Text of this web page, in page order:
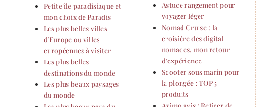
Petite île paradisiaque et
mon choix de Paradis
Les plus belles villes
d’Europe ou villes
européennes à visiter
Les plus belles
destinations du monde
Les plus beaux paysages
du monde
Astuce rangement pour
voyager léger
Nomad Cruise : la
croisière des digital
nomades, mon retour
d’expérience
Scooter sous marin pour
la plongée : TOP 5
produits
Azimo avis : Retirer de